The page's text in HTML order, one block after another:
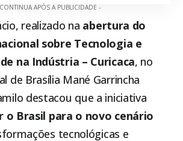
APÓS A PUBLICIDADE -
realizado na abertura do
sobre Tecnologia e
na Indústria – Curicaca, no
de Brasília Mané Garrincha
destacou que a iniciativa
o Brasil para o novo cenário
tecnológicas e